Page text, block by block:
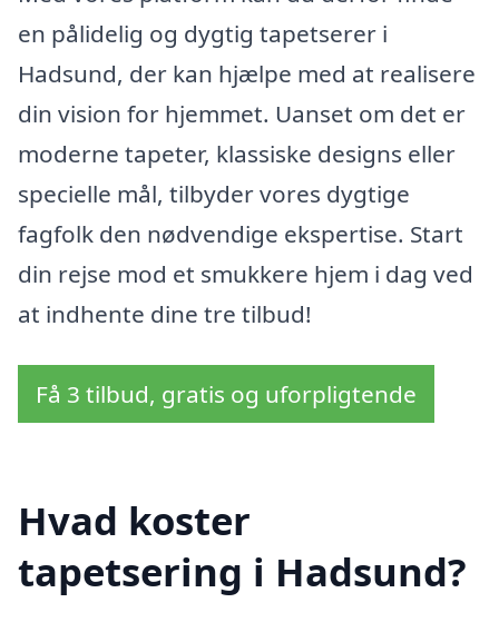
en pålidelig og dygtig tapetserer i
Hadsund, der kan hjælpe med at realisere
din vision for hjemmet. Uanset om det er
moderne tapeter, klassiske designs eller
specielle mål, tilbyder vores dygtige
fagfolk den nødvendige ekspertise. Start
din rejse mod et smukkere hjem i dag ved
at indhente dine tre tilbud!
Få 3 tilbud, gratis og uforpligtende
Hvad koster
tapetsering i Hadsund?